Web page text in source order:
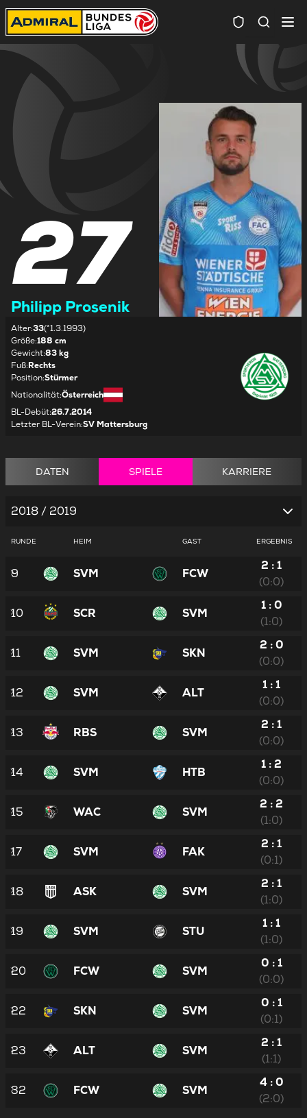
27
Philipp Prosenik
Alter:33(*1.3.1993)
Größe:188 cm
Gewicht:83 kg
Fuß:Rechts
Position:Stürmer
Nationalität:Österreich
BL-Debüt:26.7.2014
Letzter BL-Verein:SV Mattersburg
DATEN SPIELE KARRIERE
2018 / 2019
RUNDE HEIM GAST ERGEBNIS
9 SVM FCW
2 : 1
(0:0)
10 SCR SVM
1 : 0
(1:0)
11 SVM SKN
2 : 0
(0:0)
12 SVM ALT
1 : 1
(0:0)
13 RBS SVM
2 : 1
(0:0)
14 SVM HTB
1 : 2
(0:0)
15 WAC SVM
2 : 2
(1:0)
17 SVM FAK
2 : 1
(0:1)
18 ASK SVM
2 : 1
(1:0)
19 SVM STU
1 : 1
(1:0)
20 FCW SVM
0 : 1
(0:0)
22 SKN SVM
0 : 1
(0:1)
23 ALT SVM
2 : 1
(1:1)
32 FCW SVM
4 : 0
(2:0)